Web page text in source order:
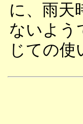
に、雨天
ないよう
じての